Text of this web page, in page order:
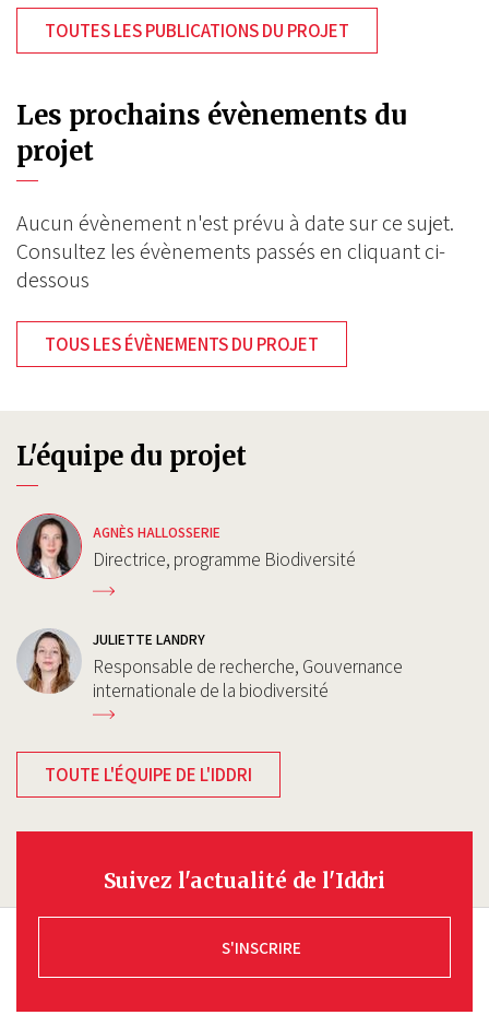
TOUTES LES PUBLICATIONS DU PROJET
Les prochains évènements du
projet
Aucun évènement n'est prévu à date sur ce sujet.
Consultez les évènements passés en cliquant ci-
dessous
TOUS LES ÉVÈNEMENTS DU PROJET
L'équipe du projet
AGNÈS HALLOSSERIE
Directrice, programme Biodiversité
JULIETTE LANDRY
Responsable de recherche, Gouvernance
internationale de la biodiversité
TOUTE L'ÉQUIPE DE L'IDDRI
Suivez l'actualité de l'Iddri
S'INSCRIRE